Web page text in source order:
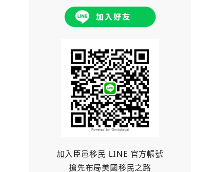
加入臣邑移民 LINE 官方帳號
搶先布局美國移民之路